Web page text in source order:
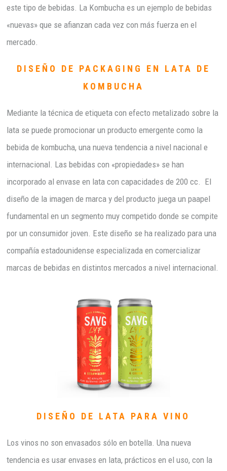
este tipo de bebidas. La Kombucha es un ejemplo de bebidas
«nuevas» que se afianzan cada vez con más fuerza en el
mercado.
DISEÑO DE PACKAGING EN LATA DE
KOMBUCHA
Mediante la técnica de etiqueta con efecto metalizado sobre la
lata se puede promocionar un producto emergente como la
bebida de kombucha, una nueva tendencia a nivel nacional e
internacional. Las bebidas con «propiedades» se han
incorporado al envase en lata con capacidades de 200 cc. El
diseño de la imagen de marca y del producto juega un paapel
fundamental en un segmento muy competido donde se compite
por un consumidor joven. Este diseño se ha realizado para una
compañía estadounidense especializada en comercializar
marcas de bebidas en distintos mercados a nivel internacional.
DISEÑO DE LATA PARA VINO
Los vinos no son envasados sólo en botella. Una nueva
tendencia es usar envases en lata, prácticos en el uso, con la